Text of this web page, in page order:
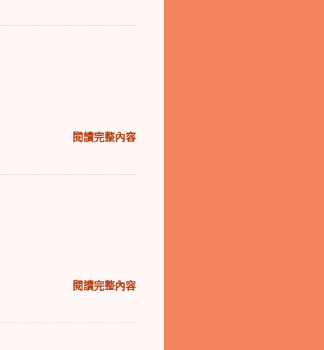
閱讀完整內容
閱讀完整內容